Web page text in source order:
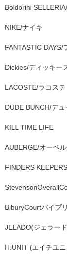
Boldorini
NIKE/ナイキ
FANTASTIC DAYS/
Dickies/ディッキー
LACOSTE/ラコステ
DUDE BUNCH/デ
KILL TIME LIFE
AUBERGE/オーベル
FINDERS
BiburyCourtバイブ
JELADO(ジェラー
H.UNIT (エイチユ